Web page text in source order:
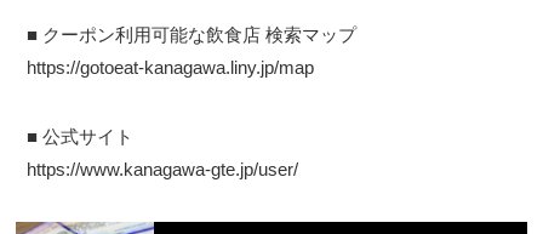
■ クーポン利用可能な飲食店 検索マップ
https://gotoeat-kanagawa.liny.jp/map
■ 公式サイト
https://www.kanagawa-gte.jp/user/